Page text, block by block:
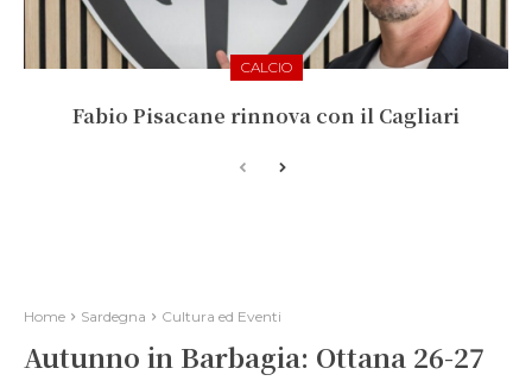
CALCIO
Fabio Pisacane rinnova con il Cagliari